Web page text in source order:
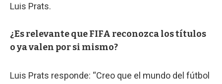
Luis Prats.
¿Es relevante que FIFA reconozca los títulos
o ya valen por si mismo?
Luis Prats responde: “Creo que el mundo del fútbol